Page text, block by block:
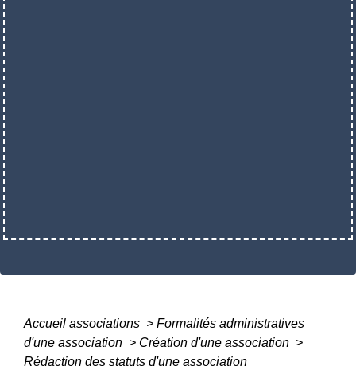
Accueil associations > Formalités administratives
d'une association > Création d'une association >
Rédaction des statuts d'une association